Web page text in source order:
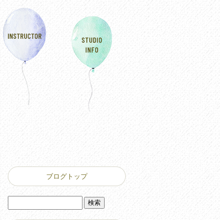
ブログトップ